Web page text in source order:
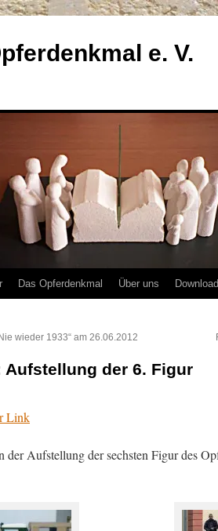
e. V.
Das Opferdenkmal Über uns
wieder 1933“ am 26.06.2012
Aufstellung der 6. Figur
Link
der Aufstellung der sechsten Figur des